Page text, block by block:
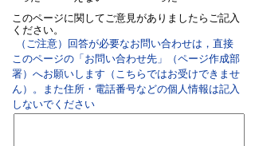
このページに関してご意見がありましたらご記入
ください。
（ご注意）回答が必要なお問い合わせは，直接
このページの「お問い合わせ先」（ページ作成部
署）へお願いします（こちらではお受けできませ
ん）。また住所・電話番号などの個人情報は記入
しないでください